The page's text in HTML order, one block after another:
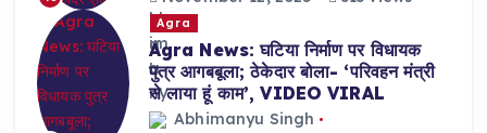
Agra
Agra News: घटिया निर्माण पर विधायक
पुत्र आगबबूला; ठेकेदार बोला- ‘परिवहन मंत्री
से लाया हूं काम’, VIDEO VIRAL
Abhimanyu Singh